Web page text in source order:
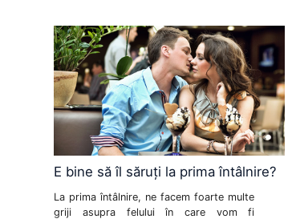
E bine să îl săruți la prima întâlnire?
La prima întâlnire, ne facem foarte multe
griji asupra felului în care vom fi